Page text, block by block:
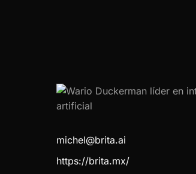
michel@brita.ai
https://brita.mx/